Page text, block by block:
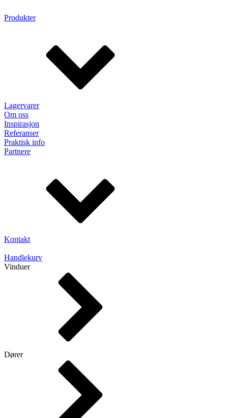
Produkter
Lagervarer
Om oss
Inspirasjon
Referanser
Praktisk info
Partnere
Kontakt
Handlekurv
Vinduer
Dører